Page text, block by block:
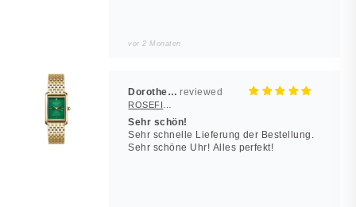
vor 2 Monaten
Dorothea Hilbert
Sehr schön!
Sehr schnelle Lieferung der Bestellung.
Sehr schöne Uhr! Alles perfekt!